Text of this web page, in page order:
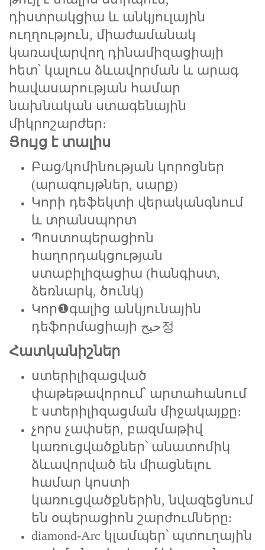
դիստրակցիա և անկյուլային
ուղղություն, միաժամանակ
կառավարվող դինամիզացիայի
հետ՝ կալուս ձևավորման և արագ
հավասարության համար
նախնական ստագենային
միկրոշարժեր։
Ցույց է տալիս
Բաց/կոմինության կորոցներ
(արագույթներ, սարք)
Կորի դեֆեկտի վերականգնում
և տրանսպորտ
Պոստոպերացիոն
հաղորդակցության
ստաբիլիզացիա (հանգիստ,
ձեռնարկ, ծունկ)
Կոր❶գալից անկյունային
դեֆորմացիայի حيح정
Հատկանիշներ
ստերիլիզացված
փաթեթավորում՝ արտահանում
է ստերիլիզացման միջակայքը։
չորս չափսեր, բազմաթիվ
կառուցվածքներ՝ անատոմիկ
ձևավորված են միացնելու
համար կոստի
կառուցվածքներին, նվազեցնում
են օպերացիոն շարժումները:
diamond-Arc կլամպեր՝ պտուղային